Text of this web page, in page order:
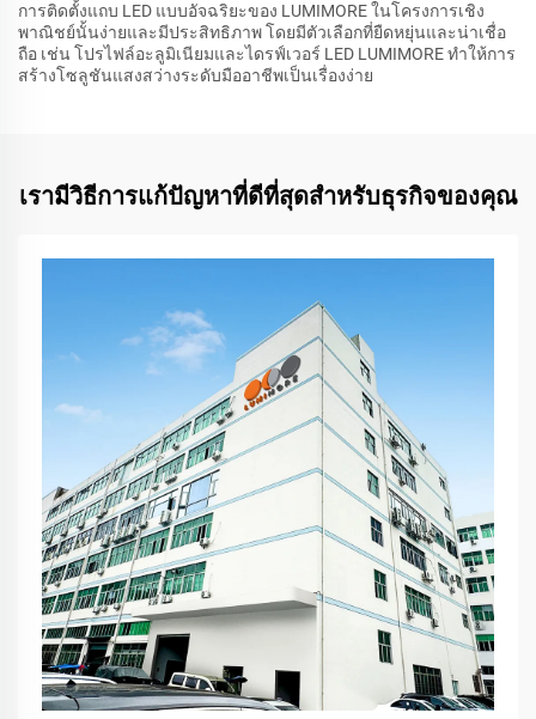
การติดตั้งแถบ LED แบบอัจฉริยะของ LUMIMORE ในโครงการเชิง
พาณิชย์นั้นง่ายและมีประสิทธิภาพ โดยมีตัวเลือกที่ยืดหยุ่นและน่าเชื่อ
ถือ เช่น โปรไฟล์อะลูมิเนียมและไดรฟ์เวอร์ LED LUMIMORE ทำให้การ
สร้างโซลูชันแสงสว่างระดับมืออาชีพเป็นเรื่องง่าย
เรามีวิธีการแก้ปัญหาที่ดีที่สุดสำหรับธุรกิจของคุณ